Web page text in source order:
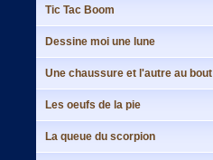
Tic Tac Boom
Dessine moi une lune
Une chaussure et l'autre au bout
Les oeufs de la pie
La queue du scorpion